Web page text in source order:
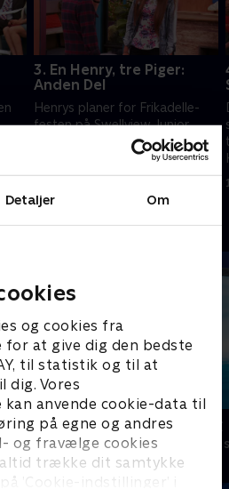
Detaljer Om
og cookies fra
at give dig den bedste
til statistik og til at
dig. Vores
anvende cookie-data til
på egne og andres
og fravælge cookies
altid trække dit samtykke
’Cookie-indstillinger’ i
3. En Henry, tre Piger:
Anden Del
Henrys planer for Frikadelle-
festen på Swellview Junior
High School er komplicerede,
da han bliver nødt til også at
møde op som Faredrengen.
Vicke Viking
Børneserier • 1